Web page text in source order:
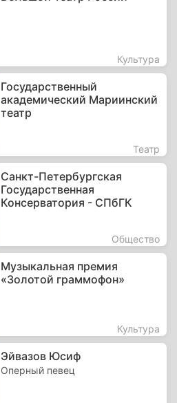
Культура
Государственный
академический Мариинский
театр
Театр
Санкт-Петербургская
Государственная
Консерватория - СПбГК
Общество
Музыкальная премия
«Золотой граммофон»
Культура
Эйвазов Юсиф
Оперный певец